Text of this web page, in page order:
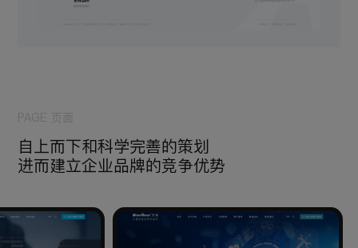
自上而下和科学完善的策划
进而建立企业品牌的竞争优势